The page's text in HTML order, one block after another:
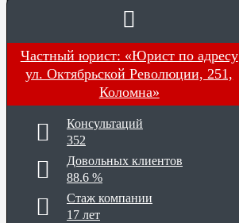
Частный юрист: «Юрист по адресу
ул. Октябрьской Революции, 251,
Коломна»
Консультаций
352
Довольных клиентов
88.6 %
Стаж компании
17 лет